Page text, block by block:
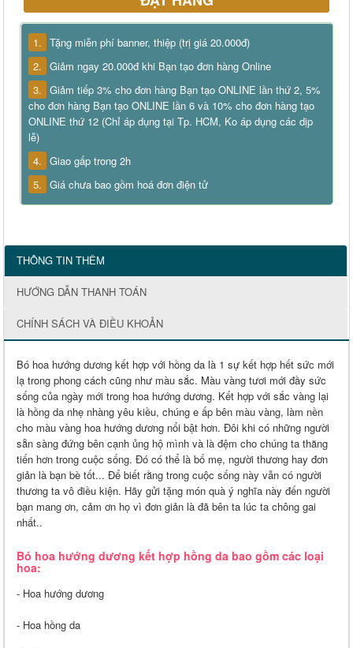
1. Tặng miễn phí banner, thiệp (trị giá 20.000đ)
2. Giảm ngay 20.000đ khi Bạn tạo đơn hàng Online
3. Giảm tiếp 3% cho đơn hàng Bạn tạo ONLINE lần thứ 2, 5%
cho đơn hàng Bạn tạo ONLINE lần 6 và 10% cho đơn hàng tạo
ONLINE thứ 12 (Chỉ áp dụng tại Tp. HCM, Ko áp dụng các dịp
lễ)
4. Giao gấp trong 2h
5. Giá chưa bao gồm hoá đơn điện tử
THÔNG TIN THÊM
HƯỚNG DẪN THANH TOÁN
CHÍNH SÁCH VÀ ĐIỀU KHOẢN
Bó hoa hướng dương kết hợp với hồng da là 1 sự kết hợp hết sức mới
lạ trong phong cách cũng như màu sắc. Màu vàng tươi mới đầy sức
sống của ngày mới trong hoa hướng dương. Kết hợp với sắc vàng lại
là hồng da nhẹ nhàng yêu kiều, chúng e ấp bên màu vàng, làm nền
cho màu vàng hoa hướng dương nổi bật hơn. Đôi khi có những người
sẵn sàng đứng bên cạnh ủng hộ mình và là đệm cho chúng ta thăng
tiến hơn trong cuộc sống. Đó có thể là bố mẹ, người thương hay đơn
giản là bạn bè tốt... Để biết rằng trong cuộc sống này vẫn có người
thương ta vô điều kiện. Hãy gửi tặng món quà ý nghĩa này đến người
bạn mang ơn, cảm ơn họ vì đơn giản là đã bên ta lúc ta chông gai
nhất..
Bó hoa hướng dương kết hợp hồng da bao gồm các loại
hoa:
- Hoa hướng dương
- Hoa hồng da